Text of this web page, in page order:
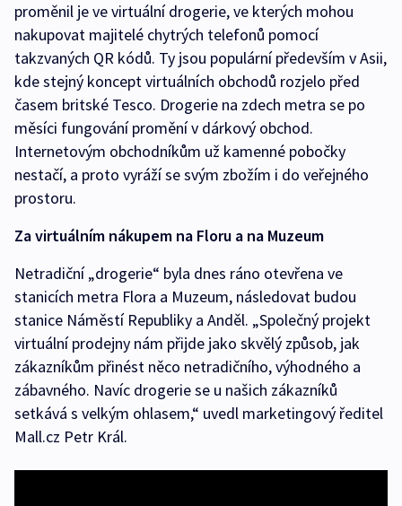
proměnil je ve virtuální drogerie, ve kterých mohou
nakupovat majitelé chytrých telefonů pomocí
takzvaných QR kódů. Ty jsou populární především v Asii,
kde stejný koncept virtuálních obchodů rozjelo před
časem britské Tesco. Drogerie na zdech metra se po
měsíci fungování promění v dárkový obchod.
Internetovým obchodníkům už kamenné pobočky
nestačí, a proto vyráží se svým zbožím i do veřejného
prostoru.
Za virtuálním nákupem na Floru a na Muzeum
Netradiční „drogerie“ byla dnes ráno otevřena ve
stanicích metra Flora a Muzeum, následovat budou
stanice Náměstí Republiky a Anděl. „Společný projekt
virtuální prodejny nám přijde jako skvělý způsob, jak
zákazníkům přinést něco netradičního, výhodného a
zábavného. Navíc drogerie se u našich zákazníků
setkává s velkým ohlasem,“ uvedl marketingový ředitel
Mall.cz Petr Král.